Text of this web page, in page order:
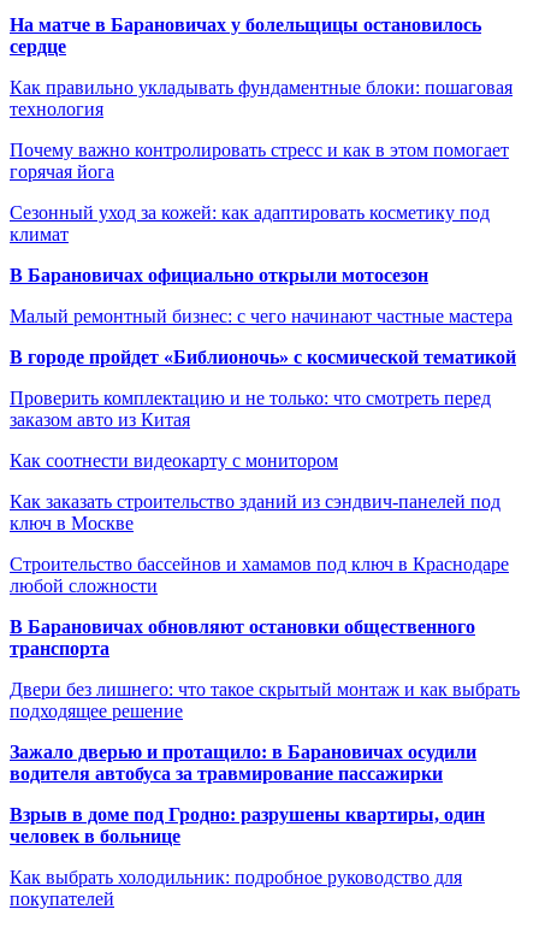
На матче в Барановичах у болельщицы остановилось
сердце
Как правильно укладывать фундаментные блоки: пошаговая
технология
Почему важно контролировать стресс и как в этом помогает
горячая йога
Сезонный уход за кожей: как адаптировать косметику под
климат
В Барановичах официально открыли мотосезон
Малый ремонтный бизнес: с чего начинают частные мастера
В городе пройдет «Библионочь» с космической тематикой
Проверить комплектацию и не только: что смотреть перед
заказом авто из Китая
Как соотнести видеокарту с монитором
Как заказать строительство зданий из сэндвич-панелей под
ключ в Москве
Строительство бассейнов и хамамов под ключ в Краснодаре
любой сложности
В Барановичах обновляют остановки общественного
транспорта
Двери без лишнего: что такое скрытый монтаж и как выбрать
подходящее решение
Зажало дверью и протащило: в Барановичах осудили
водителя автобуса за травмирование пассажирки
Взрыв в доме под Гродно: разрушены квартиры, один
человек в больнице
Как выбрать холодильник: подробное руководство для
покупателей